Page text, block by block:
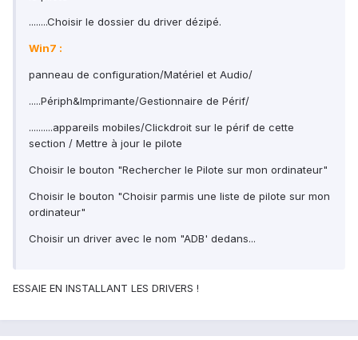
........Choisir le dossier du driver dézipé.
Win7 :
panneau de configuration/Matériel et Audio/
.....Périph&Imprimante/Gestionnaire de Périf/
..........appareils mobiles/Clickdroit sur le périf de cette
section / Mettre à jour le pilote
Choisir le bouton "Rechercher le Pilote sur mon ordinateur"
Choisir le bouton "Choisir parmis une liste de pilote sur mon
ordinateur"
Choisir un driver avec le nom "ADB' dedans...
ESSAIE EN INSTALLANT LES DRIVERS !